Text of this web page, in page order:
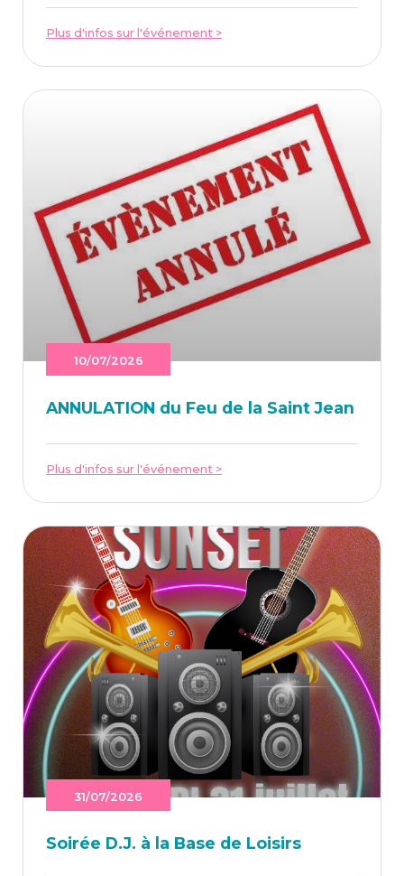
Plus d'infos sur l'événement >
10/07/2026
ANNU­LA­TION du Feu de la Saint Jean
Plus d'infos sur l'événement >
31/07/2026
Soi­rée D.J. à la Base de Loisirs